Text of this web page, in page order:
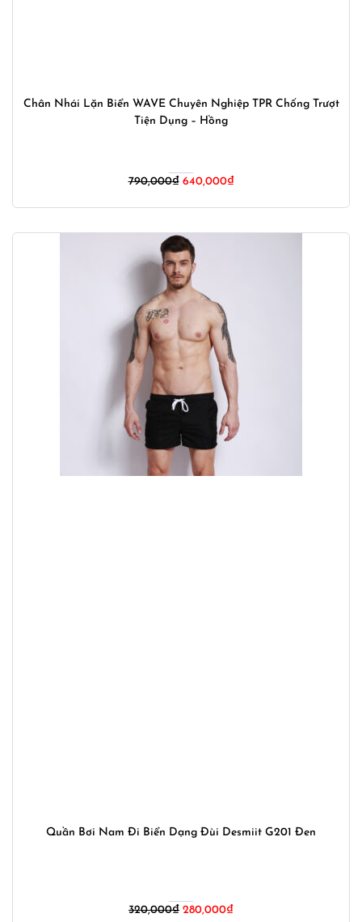
Chân Nhái Lặn Biển WAVE Chuyên Nghiệp TPR Chống Trượt
Tiện Dụng – Hồng
790,000₫ Giá
790,000₫.
640,000₫Giá
là:
Quần Bơi Nam Đi Biển Dạng Đùi Desmiit G201 Đen
320,000₫ Giá
280,000₫Giá